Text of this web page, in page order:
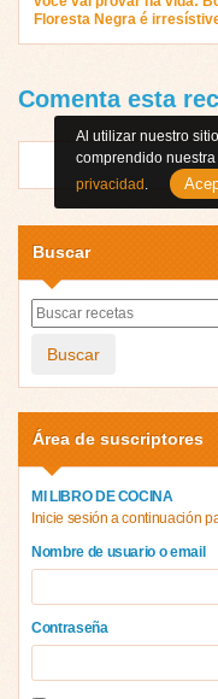
Floresta Negra é
Comenta esta
Buscar
Buscar
Área de suscriptores
MI LIBRO DE COCINA
Inicie sesión a continuación
Nombre de usuario o email
Contraseña
Al utilizar nuestro
comprendido nuestra
privacidad .